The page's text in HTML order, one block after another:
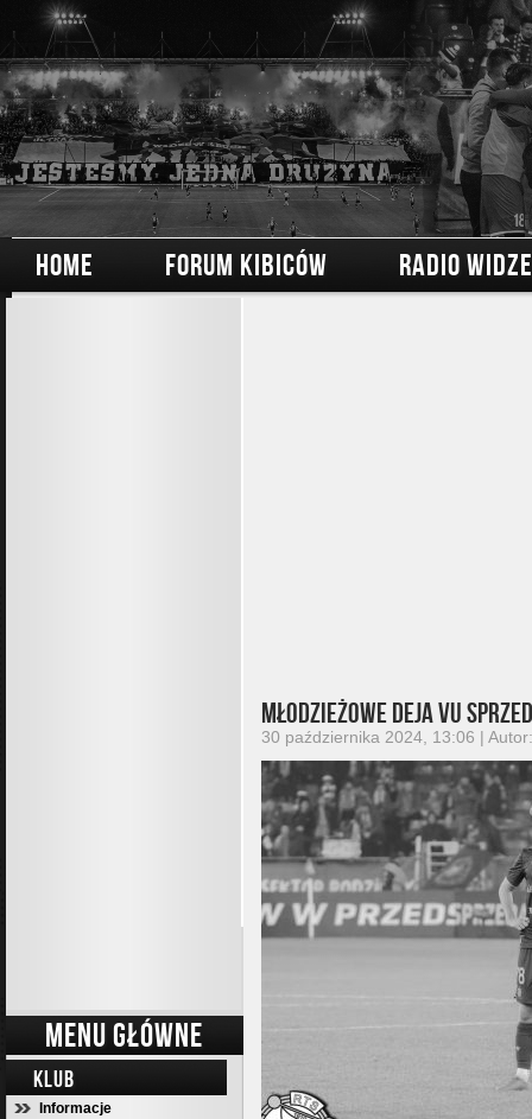
HOME FORUM KIBICÓW RADIO
MENU GŁÓWNE
KLUB
Informacje
Młodzieżowe deja vu
30 października 2024, 13:06 |